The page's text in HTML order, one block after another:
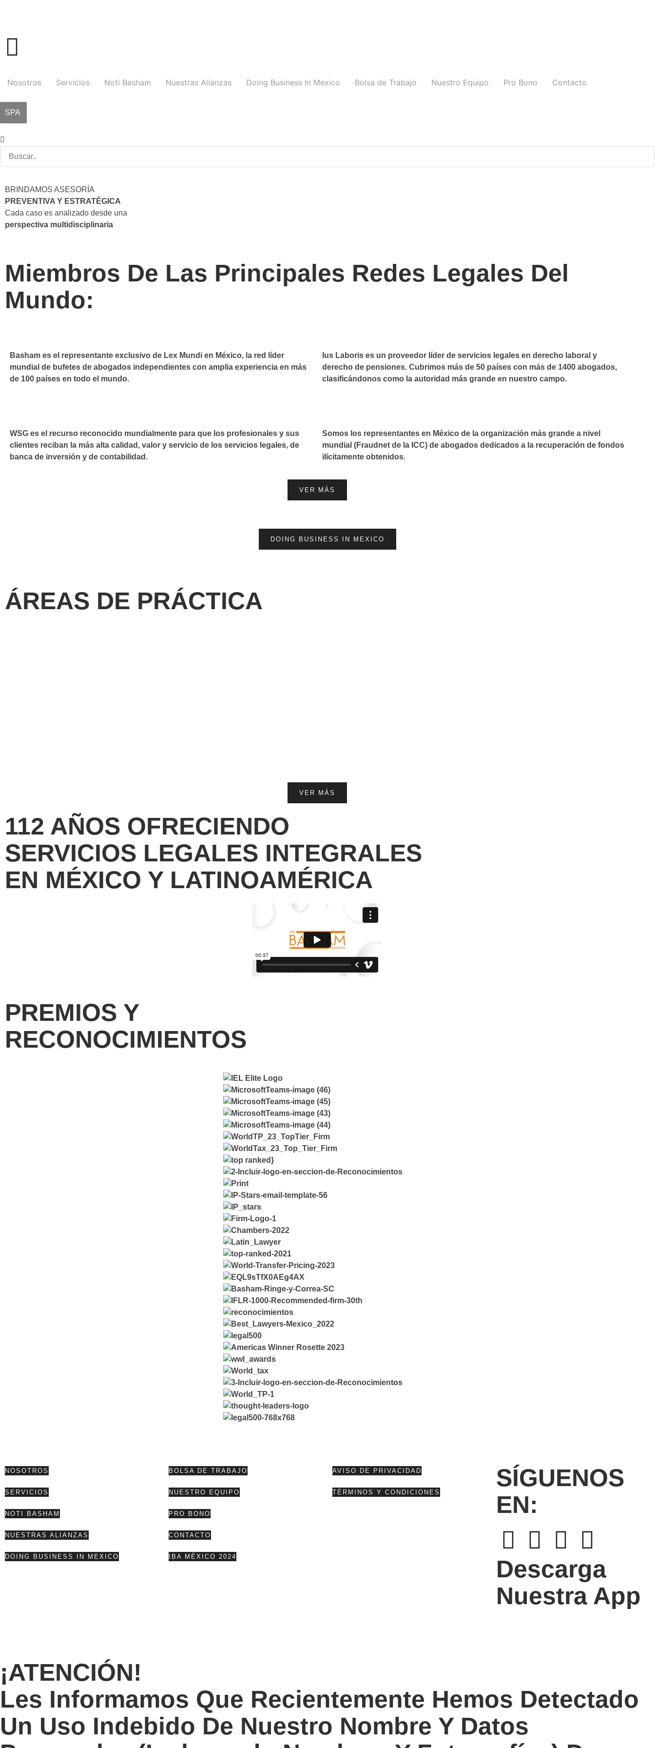
Nosotros Servicios Noti Basham Nuestras Alianzas Doing Business In Mexico Bolsa de Trabajo Nuestro Equipo Pro Bono Contacto
SPA
BRINDAMOS ASESORÍA
PREVENTIVA Y ESTRATÉGICA
Cada caso es analizado desde una
perspectiva multidisciplinaria
Miembros De Las Principales Redes Legales Del
Mundo:
Basham es el representante exclusivo de Lex Mundi en México, la red líder
mundial de bufetes de abogados independientes con amplia experiencia en más
de 100 países en todo el mundo.
Ius Laboris es un proveedor líder de servicios legales en derecho laboral y
derecho de pensiones. Cubrimos más de 50 países con más de 1400 abogados,
clasificándonos como la autoridad más grande en nuestro campo.
WSG es el recurso reconocido mundialmente para que los profesionales y sus
clientes reciban la más alta calidad, valor y servicio de los servicios legales, de
banca de inversión y de contabilidad.
Somos los representantes en México de la organización más grande a nivel
mundial (Fraudnet de la ICC) de abogados dedicados a la recuperación de fondos
ilícitamente obtenidos.
VER MÁS
DOING BUSINESS IN MEXICO
ÁREAS DE PRÁCTICA
VER MÁS
112 AÑOS OFRECIENDO
SERVICIOS LEGALES INTEGRALES
EN MÉXICO Y LATINOAMÉRICA
PREMIOS Y
RECONOCIMIENTOS
NOSOTROS
SERVICIOS
NOTI BASHAM
NUESTRAS ALIANZAS
DOING BUSINESS IN MEXICO
BOLSA DE TRABAJO
NUESTRO EQUIPO
PRO BONO
CONTACTO
IBA MÉXICO 2024
AVISO DE PRIVACIDAD
TÉRMINOS Y CONDICIONES
SÍGUENOS
EN:
Descarga
Nuestra App
¡ATENCIÓN!
Les Informamos Que Recientemente Hemos Detectado
Un Uso Indebido De Nuestro Nombre Y Datos